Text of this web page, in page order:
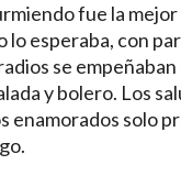
fue la mejor
esperaba, con
se
y bolero. Los
enamorados solo